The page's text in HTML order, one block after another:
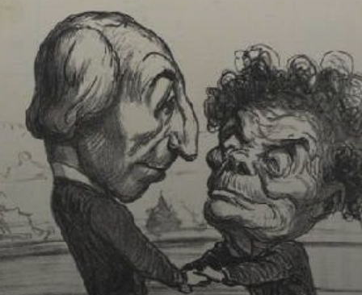
cuajaban, los
críticos ni caso.
Pero en 1851,
volvió a la carga
con sus
caricaturas
políticas.